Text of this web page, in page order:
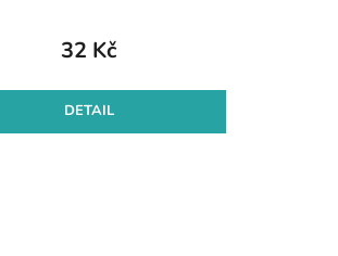
32 Kč
DETAIL